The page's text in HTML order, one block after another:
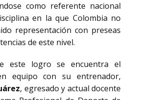
como referente nacional
en la que Colombia no
representación con preseas
de este nivel.
este logro se encuentra el
equipo con su entrenador,
, egresado y actual docente